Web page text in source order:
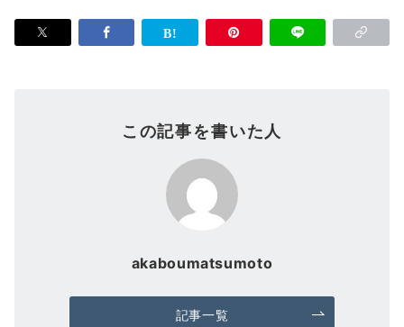
この記事を書いた人
akaboumatsumoto
記事一覧